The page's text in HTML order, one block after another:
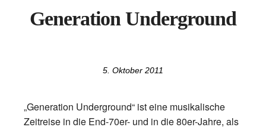
Generation Underground
5. Oktober 2011
„Generation Underground“ ist eine musikalische
Zeitreise in die End-70er- und in die 80er-Jahre, als